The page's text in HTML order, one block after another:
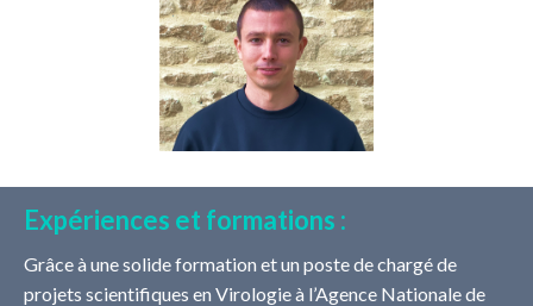
Expériences et formations :
Grâce à une solide formation et un poste de chargé de
projets scientifiques en Virologie à l’Agence Nationale de